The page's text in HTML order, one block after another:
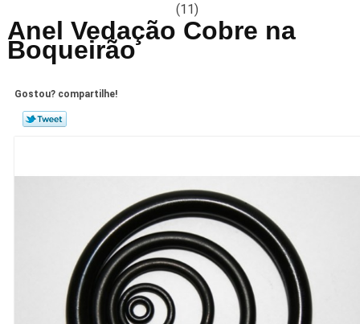
(11)
Anel Vedação Cobre na
Boqueirão
Gostou? compartilhe!